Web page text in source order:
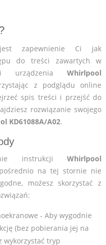
zapewnienie Ci jak
do treści zawartych w
urządzeniaWhirlpool
z podglądu online
spis treści i przejść do
rozwiązanie swojego
KD61088A/A02.
instrukcjiWhirlpool
na tej stornie nie
możesz skorzystać z
- Aby wygodnie
(bez pobierania jej na
wykorzystać tryp